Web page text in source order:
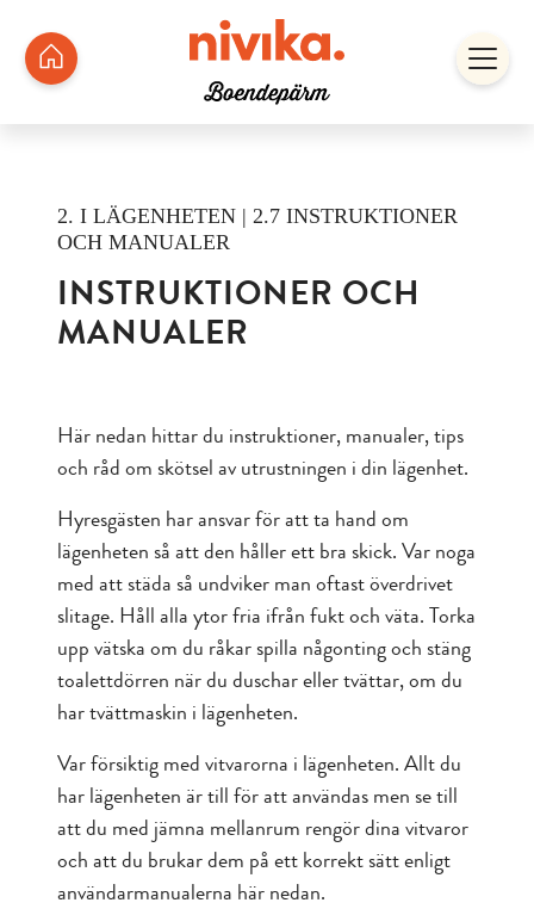
2. I LÄGENHETEN | 2.7 INSTRUKTIONER
OCH MANUALER
INSTRUKTIONER OCH
MANUALER
Här nedan hittar du instruktioner, manualer, tips
och råd om skötsel av utrustningen i din lägenhet.
Hyresgästen har ansvar för att ta hand om
lägenheten så att den håller ett bra skick. Var noga
med att städa så undviker man oftast överdrivet
slitage. Håll alla ytor fria ifrån fukt och väta. Torka
upp vätska om du råkar spilla någonting och stäng
toalettdörren när du duschar eller tvättar, om du
har tvättmaskin i lägenheten.
Var försiktig med vitvarorna i lägenheten. Allt du
har lägenheten är till för att användas men se till
att du med jämna mellanrum rengör dina vitvaror
och att du brukar dem på ett korrekt sätt enligt
användarmanualerna här nedan.